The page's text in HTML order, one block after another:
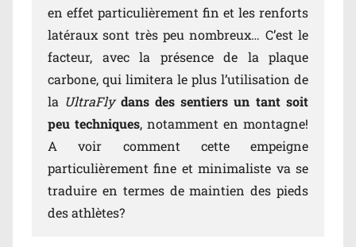
en effet particulièrement fin et les renforts
latéraux sont très peu nombreux… C’est le
facteur, avec la présence de la plaque
carbone, qui limitera le plus l’utilisation de
la UltraFly dans des sentiers un tant soit
peu techniques, notamment en montagne!
A voir comment cette empeigne
particulièrement fine et minimaliste va se
traduire en termes de maintien des pieds
des athlètes?